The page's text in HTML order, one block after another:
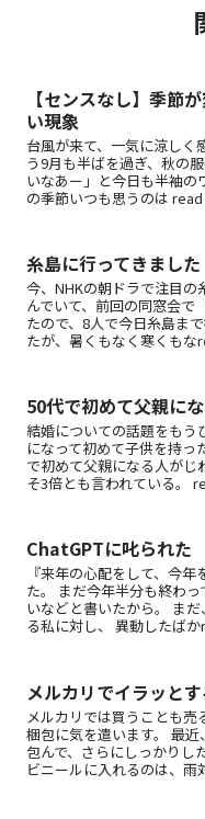
【センスなし】季節
い現象
台風が来て、一気に涼しく
う9月も半ばを過ぎ、秋の
いなあー」と今日も半袖の
の季節いつも思うのは
糸島に行ってきました
今、NHKの朝ドラで注目
んでいて、前回の同窓会で
たので、8人で今日糸島ま
たが、暑くもなく寒くもな
50代で初めて父親に
結婚についての話題をもう
になって初めて子供を持
で初めて父親になる人がじ
そ3倍とも言われている。
ChatGPTに叱られた
『来年の心配をして、今
た。 まだ今年半分も終わ
いなどと書いたから。 ま
る私に対し、 異動したば
メルカリでイラッと
メルカリでは買うことも
梱包に気を遣います。 最
包んで、さらにしっかりし
ビニールに入れるのは、